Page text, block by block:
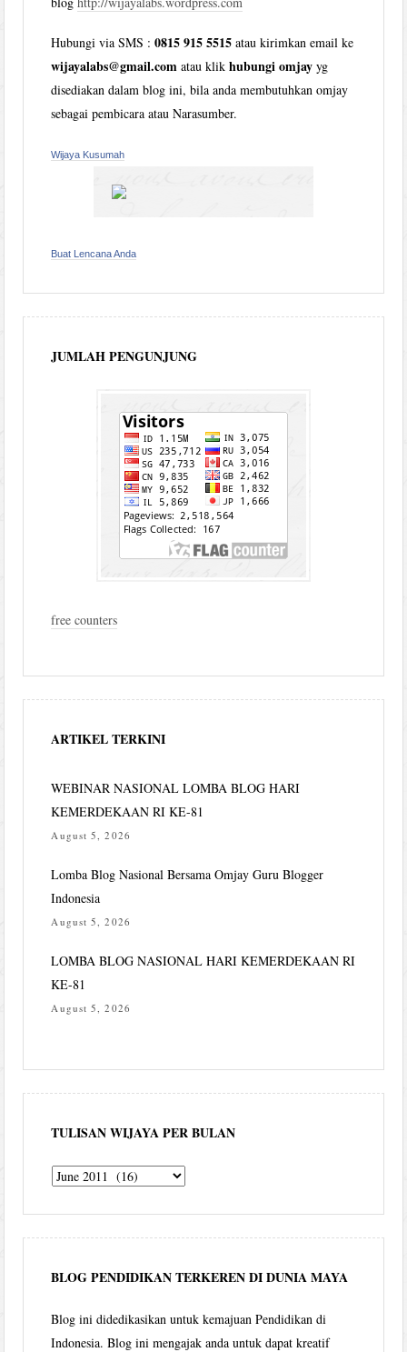
Hubungi via SMS :0815 915 5515 atau kirimkan email ke
wijayalabs@gmail.com atau klikhubungi omjay yg
disediakan dalam blog ini, bila anda membutuhkan omjay
sebagai pembicara atau Narasumber.
Wijaya Kusumah
Buat Lencana Anda
JUMLAH PENGUNJUNG
free counters
ARTIKEL TERKINI
WEBINAR NASIONAL LOMBA BLOG HARI
KEMERDEKAAN RI KE-81
August 5, 2026
Lomba Blog Nasional Bersama Omjay Guru Blogger
Indonesia
August 5, 2026
LOMBA BLOG NASIONAL HARI KEMERDEKAAN RI
KE-81
August 5, 2026
TULISAN WIJAYA PER BULAN
Tulisan
per
bulan
BLOG PENDIDIKAN TERKEREN DI DUNIA MAYA
Blog ini didedikasikan untuk kemajuan Pendidikan di
Indonesia. Blog ini mengajak anda untuk dapat kreatif